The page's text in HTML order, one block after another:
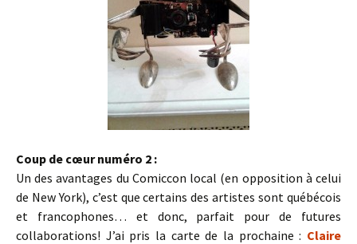
Coup de cœur numéro 2 :
Un des avantages du Comiccon local (en opposition à celui
de New York), c’est que certains des artistes sont québécois
et francophones… et donc, parfait pour de futures
collaborations! J’ai pris la carte de la prochaine : Claire